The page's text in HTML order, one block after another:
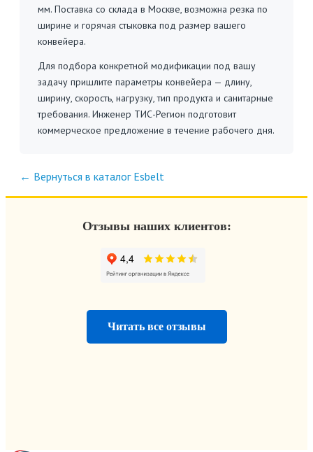
мм. Поставка со склада в Москве, возможна резка по
ширине и горячая стыковка под размер вашего
конвейера.
Для подбора конкретной модификации под вашу
задачу пришлите параметры конвейера — длину,
ширину, скорость, нагрузку, тип продукта и санитарные
требования. Инженер ТИС-Регион подготовит
коммерческое предложение в течение рабочего дня.
← Вернуться в каталог Esbelt
Отзывы наших клиентов:
Читать все отзывы